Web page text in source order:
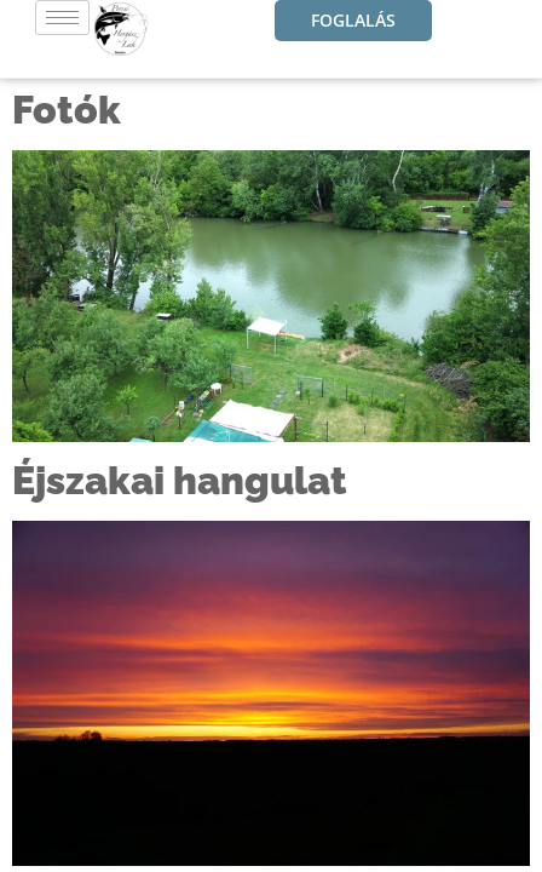
FOGLALÁS
Fotók
Éjszakai hangulat